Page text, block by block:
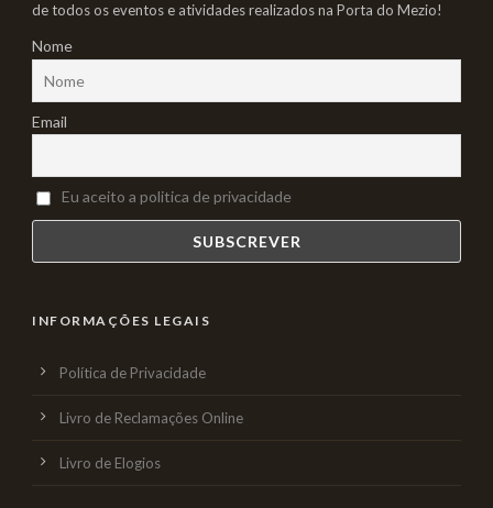
de todos os eventos e atividades realizados na Porta do Mezio!
Nome
Email
Eu aceito a politica de privacidade
INFORMAÇÕES LEGAIS
Política de Privacidade
Livro de Reclamações Online
Livro de Elogios